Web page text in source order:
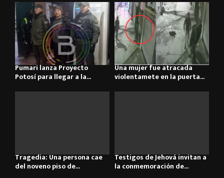
Pumari lanza Proyecto
Potosí para llegar a la...
Una mujer fue atracada
violentamete en la puerta...
Tragedia: Una persona cae
del noveno piso de...
Testigos de Jehová invitan a
la conmemoración de...